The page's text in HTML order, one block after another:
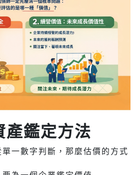
產鑑定方法
一數字判斷，那麼估價的方式